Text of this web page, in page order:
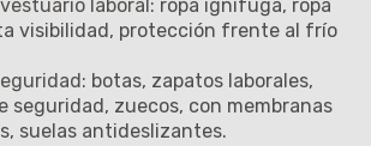
laboral : ropa ignífuga, ropa
visibilidad, protección frente al frío
: botas, zapatos laborales,
seguridad, zuecos, con membranas
suelas antideslizantes.